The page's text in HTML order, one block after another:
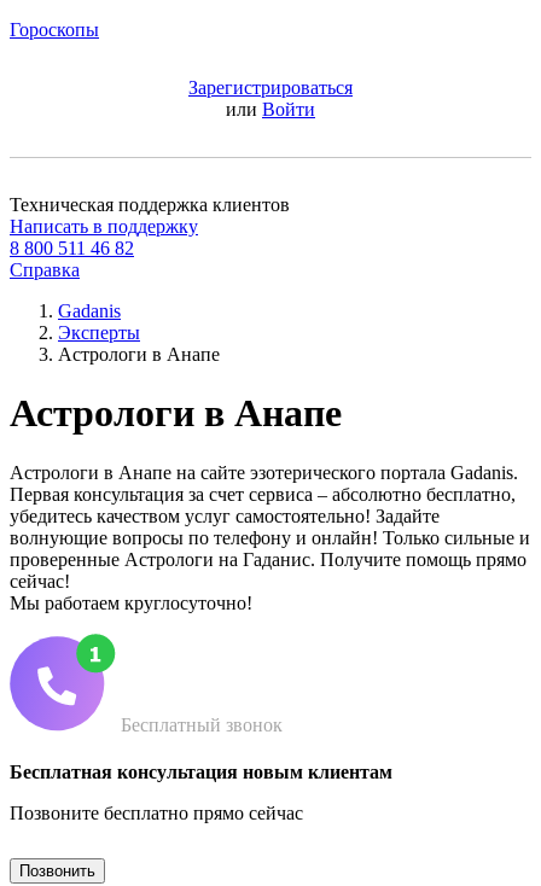
Гороскопы
Зарегистрироваться
или Войти
Техническая поддержка клиентов
Написать в поддержку
8 800 511 46 82
Справка
Gadanis
Эксперты
Астрологи в Анапе
Астрологи в Анапе
Астрологи в Анапе на сайте эзотерического портала Gadanis.
Первая консультация за счет сервиса – абсолютно бесплатно,
убедитесь качеством услуг самостоятельно! Задайте
волнующие вопросы по телефону и онлайн! Только сильные и
проверенные Астрологи на Гаданис. Получите помощь прямо
сейчас!
Мы работаем круглосуточно!
Бесплатный звонок
Бесплатная консультация новым клиентам
Позвоните бесплатно прямо сейчас
Позвонить